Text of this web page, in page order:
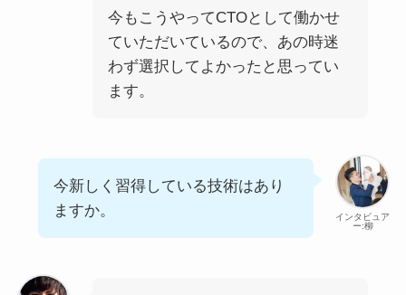
今もこうやってCTOとして働かせ
ていただいているので、あの時迷
わず選択してよかったと思ってい
ます。
インタビュア
ー:柳
今新しく習得している技術はあり
ますか。